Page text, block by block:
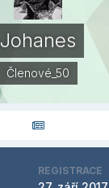
Johanes
Členové_50
REGISTRACE